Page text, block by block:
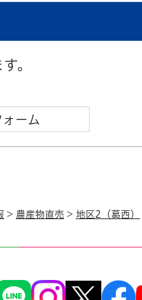
。
> 農産物直売 > 地区2（葛西）